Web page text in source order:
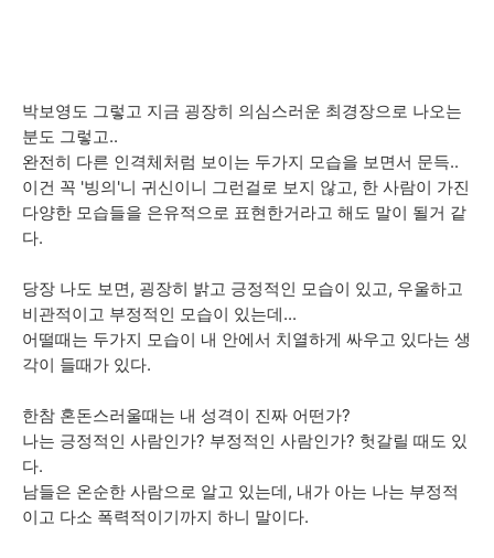
박보영도 그렇고 지금 굉장히 의심스러운 최경장으로 나오는
분도 그렇고..
완전히 다른 인격체처럼 보이는 두가지 모습을 보면서 문득..
이건 꼭 '빙의'니 귀신이니 그런걸로 보지 않고, 한 사람이 가진
다양한 모습들을 은유적으로 표현한거라고 해도 말이 될거 같
다.
당장 나도 보면, 굉장히 밝고 긍정적인 모습이 있고, 우울하고
비관적이고 부정적인 모습이 있는데...
어떨때는 두가지 모습이 내 안에서 치열하게 싸우고 있다는 생
각이 들때가 있다.
한참 혼돈스러울때는 내 성격이 진짜 어떤가?
나는 긍정적인 사람인가? 부정적인 사람인가? 헛갈릴 때도 있
다.
남들은 온순한 사람으로 알고 있는데, 내가 아는 나는 부정적
이고 다소 폭력적이기까지 하니 말이다.